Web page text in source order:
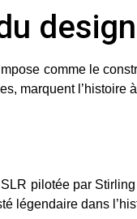
design
comme le
marquent l’histoire
pilotée par
légendaire dans